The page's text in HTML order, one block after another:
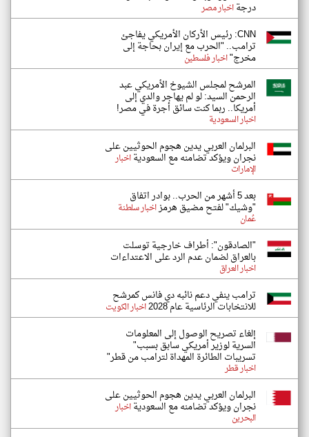
درجةاخبار مصر
CNN: رئيس الأركان الأمريكي يفاجئ
ترامب.. "الحرب مع إيران بحاجة إلى
مخرج"اخبار فلسطين
المرشح لمجلس الشيوخ الأمريكي عبد
الرحمن السيد: لو لم يهاجر والدي إلى
أمريكا.. ربما كنت سائق أجرة في مصر!
اخبار السعودية
البرلمان العربي يدين هجوم الحوثيين على
نجران ويؤكد تضامنه مع السعوديةاخبار
الإمارات
بعد 5 أشهر من الحرب.. بوادر اتفاق
"وشيك" لفتح مضيق هرمزاخبار سلطنة
عُمان
"الصادقون": أطراف خارجية توسلت
بالعراق لضمان عدم الرد على الاعتداءات
اخبار العراق
ترامب ينفي دعم نائبه دي فانس كمرشح
للانتخابات الرئاسية عام 2028 اخبار الكويت
إلغاء تصريح الوصول إلى المعلومات
السرية لوزير أمريكي سابق بسبب"
تسريبات الطائرة المهداة لترامب من قطر"
اخبار قطر
البرلمان العربي يدين هجوم الحوثيين على
نجران ويؤكد تضامنه مع السعوديةاخبار
البحرين